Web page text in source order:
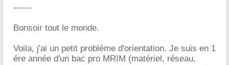
------
Bonsoir tout le monde.
Voila, j'ai un petit probléme d'orientation. Je suis en 1
ére année d'un bac pro MRIM (matériel, réseau,